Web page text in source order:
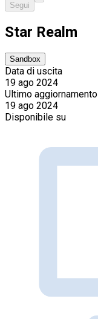
Segui
Star Realm
Sandbox
Data di uscita
19 ago 2024
Ultimo aggiornamento
19 ago 2024
Disponibile su